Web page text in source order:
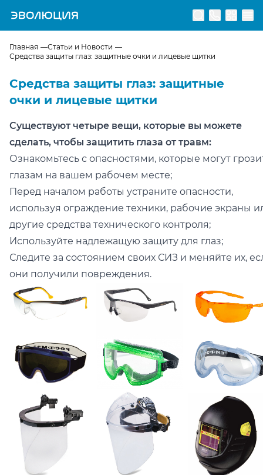
Перейти на главную страницу
Главная
Статьи и Новости
Средства защиты глаз: защитные очки и лицевые щитки
Средства защиты глаз: защитные
очки и лицевые щитки
Существуют четыре вещи, которые вы можете
сделать, чтобы защитить глаза от травм:
Ознакомьтесь с опасностями, которые могут
глазам на вашем рабочем месте;
Перед началом работы устраните опасности,
используя ограждение техники, рабочие экраны
другие средства технического контроля;
Используйте надлежащую защиту для глаз;
Следите за состоянием своих СИЗ и меняйте их,
они получили повреждения.